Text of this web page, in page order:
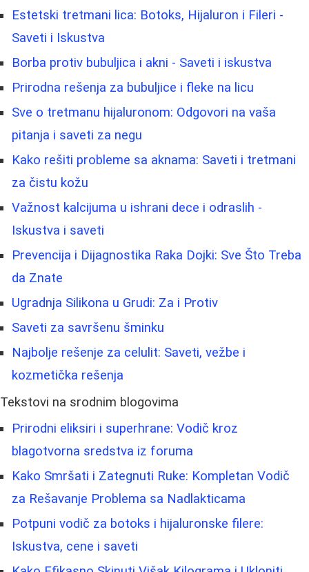
Estetski tretmani lica: Botoks, Hijaluron i Fileri -
Saveti i Iskustva
Borba protiv bubuljica i akni - Saveti i iskustva
Prirodna rešenja za bubuljice i fleke na licu
Sve o tretmanu hijaluronom: Odgovori na vaša
pitanja i saveti za negu
Kako rešiti probleme sa aknama: Saveti i tretmani
za čistu kožu
Važnost kalcijuma u ishrani dece i odraslih -
Iskustva i saveti
Prevencija i Dijagnostika Raka Dojki: Sve Što Treba
da Znate
Ugradnja Silikona u Grudi: Za i Protiv
Saveti za savršenu šminku
Najbolje rešenje za celulit: Saveti, vežbe i
kozmetička rešenja
Tekstovi na srodnim blogovima
Prirodni eliksiri i superhrane: Vodič kroz
blagotvorna sredstva iz foruma
Kako Smršati i Zategnuti Ruke: Kompletan Vodič
za Rešavanje Problema sa Nadlakticama
Potpuni vodič za botoks i hijaluronske filere:
Iskustva, cene i saveti